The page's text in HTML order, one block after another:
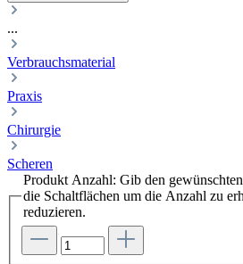
...
Verbrauchsmaterial
Praxis
Chirurgie
Scheren
Produkt Anzahl: Gib den
die Schaltflächen um die Anzahl zu
reduzieren.